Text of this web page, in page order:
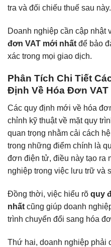
tra và đối chiếu thuế sau này.
Doanh nghiệp cần cập nhật
đơn VAT mới nhất để bảo
xác trong mọi giao dịch.
Phân Tích Chi Tiết
Định Về Hóa Đơn VAT
Các quy định mới về hóa
chỉnh kỹ thuật về mặt quy
quan trọng nhằm cải cách
trong những điểm chính là
đơn điện tử, điều này tạo ra
nghiệp trong việc lưu trữ và
Đồng thời, việc hiểu rõ quy
nhất cũng giúp doanh
trình chuyển đổi sang hóa
Thứ hai, doanh nghiệp phải